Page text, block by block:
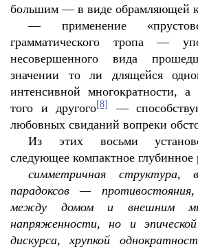
большим — в виде обрамляющей
— применение
грамматического тропа —
несовершенного вида
значении то ли длящейся
интенсивной многократности,
того и другого[8]—
любовных свиданий вопреки
Из этих восьми
следующее компактное глубинное
симметричная структура,
парадоксов —
между домом и внешним
напряженности, но и
дискурса, хрупкой